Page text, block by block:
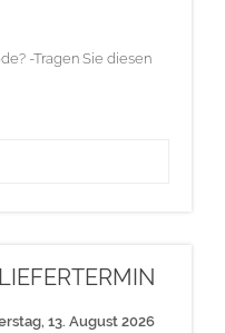
-Tragen Sie diesen
13. August 2026